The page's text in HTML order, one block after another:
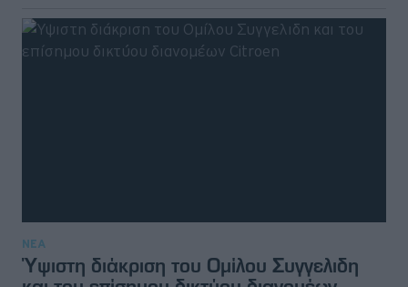
ΝΕΑ
Ύψιστη διάκριση του Ομίλου Συγγελιδη